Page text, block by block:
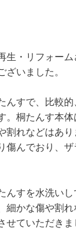
生・リフォーム
ざいました。
んすで、比較的
。桐たんす本体
割れなどはあ
傷んでおり、ザ
んすを水洗い
細かな傷や割れ
せていただきま